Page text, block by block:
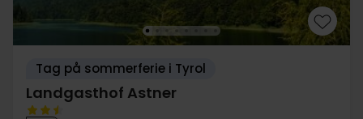
Tag på sommerferie i Tyrol
Landgasthof Astner